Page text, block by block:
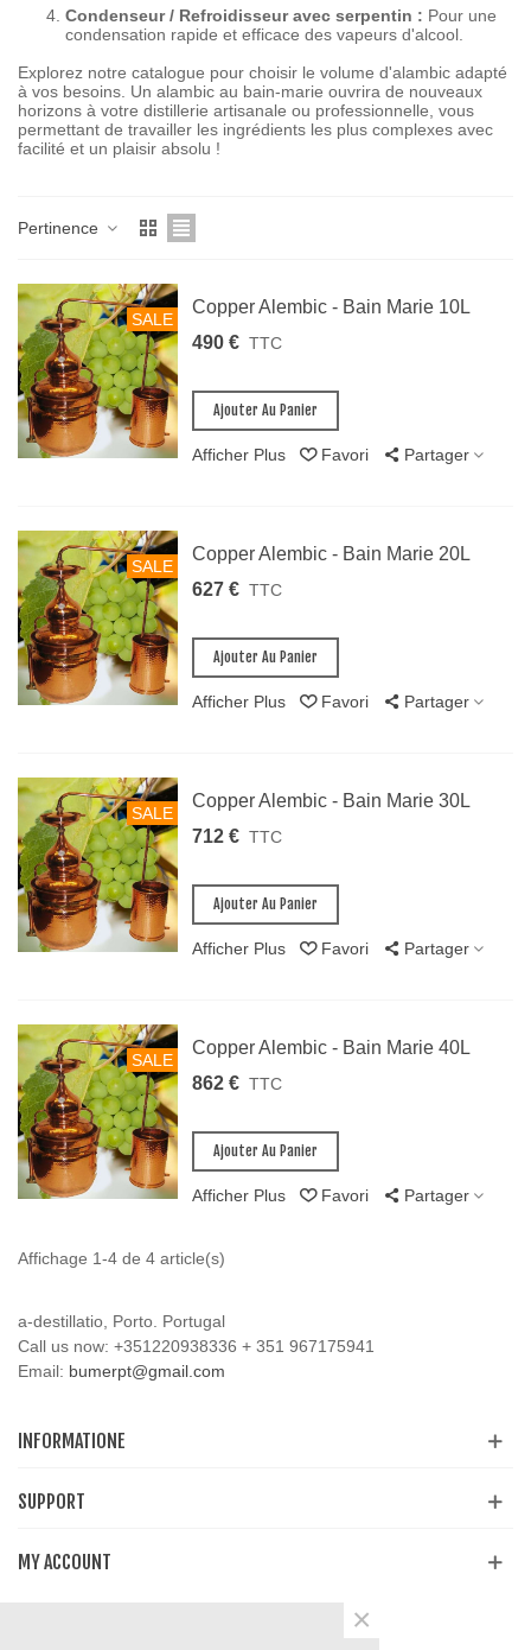
Condenseur / Refroidisseur avec serpentin : Pour une
condensation rapide et efficace des vapeurs d'alcool.
Explorez notre catalogue pour choisir le volume d'alambic adapté
à vos besoins. Un alambic au bain-marie ouvrira de nouveaux
horizons à votre distillerie artisanale ou professionnelle, vous
permettant de travailler les ingrédients les plus complexes avec
facilité et un plaisir absolu !
Pertinence
SALE
Copper Alembic - Bain Marie 10L
490 € TTC
Ajouter Au Panier
Afficher Plus Favori Partager
SALE
Copper Alembic - Bain Marie 20L
627 € TTC
Ajouter Au Panier
Afficher Plus Favori Partager
SALE
Copper Alembic - Bain Marie 30L
712 € TTC
Ajouter Au Panier
Afficher Plus Favori Partager
SALE
Copper Alembic - Bain Marie 40L
862 € TTC
Ajouter Au Panier
Afficher Plus Favori Partager
Affichage 1-4 de 4 article(s)
a-destillatio, Porto. Portugal
Call us now: +351220938336 + 351 967175941
Email: bumerpt@gmail.com
INFORMATIONE
SUPPORT
MY ACCOUNT
×